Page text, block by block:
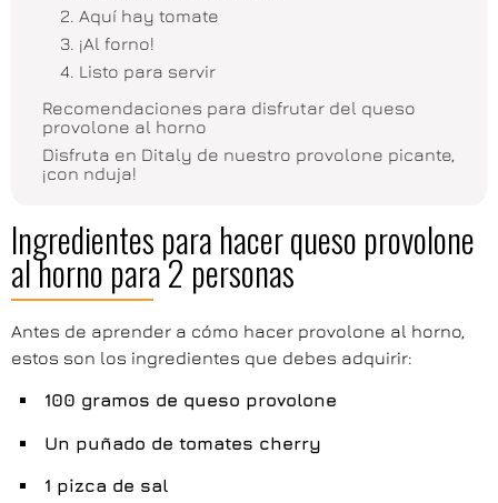
2. Aquí hay tomate
3. ¡Al forno!
4. Listo para servir
Recomendaciones para disfrutar del queso
provolone al horno
Disfruta en Ditaly de nuestro provolone picante,
¡con nduja!
Ingredientes para hacer queso provolone
al horno para 2 personas
Antes de aprender a cómo hacer provolone al horno,
estos son los ingredientes que debes adquirir:
100 gramos de queso provolone
Un puñado de tomates cherry
1 pizca de sal